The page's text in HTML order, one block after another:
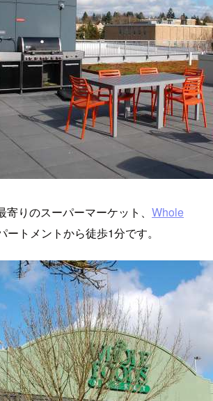
りのスーパーマーケット、 Whole
ートメントから徒歩1分です。